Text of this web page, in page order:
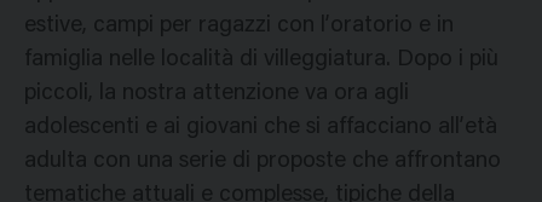
estive, campi per ragazzi con l’oratorio e in
famiglia nelle località di villeggiatura. Dopo i più
piccoli, la nostra attenzione va ora agli
adolescenti e ai giovani che si affacciano all’età
adulta con una serie di proposte che affrontano
tematiche attuali e complesse, tipiche della